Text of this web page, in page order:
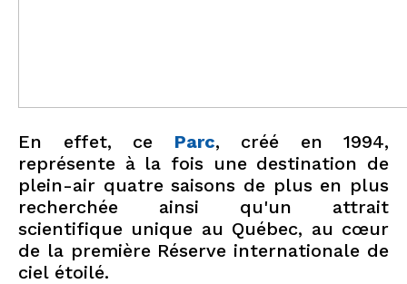
En effet, ce Parc, créé en 1994,
représente à la fois une destination de
plein-air quatre saisons de plus en plus
recherchée ainsi qu'un attrait
scientifique unique au Québec, au cœur
de la première Réserve internationale de
ciel étoilé.